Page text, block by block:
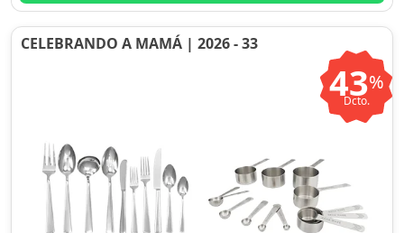
CELEBRANDO A MAMÁ | 2026 - 33
43%
Dcto.